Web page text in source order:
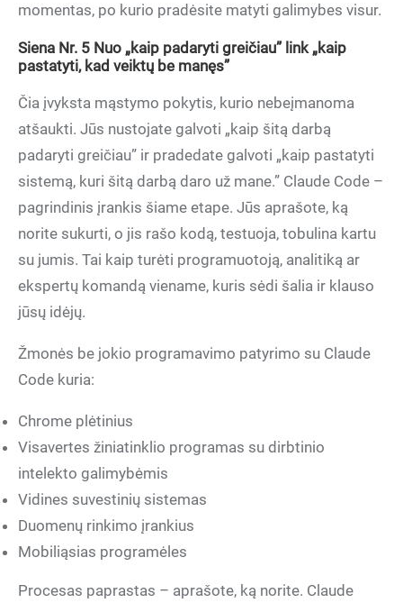
momentas, po kurio pradėsite matyti galimybes visur.
Siena Nr. 5 Nuo „kaip padaryti greičiau” link „kaip
pastatyti, kad veiktų be manęs”
Čia įvyksta mąstymo pokytis, kurio nebeįmanoma
atšaukti. Jūs nustojate galvoti „kaip šitą darbą
padaryti greičiau” ir pradedate galvoti „kaip pastatyti
sistemą, kuri šitą darbą daro už mane.” Claude Code –
pagrindinis įrankis šiame etape. Jūs aprašote, ką
norite sukurti, o jis rašo kodą, testuoja, tobulina kartu
su jumis. Tai kaip turėti programuotoją, analitiką ar
ekspertų komandą viename, kuris sėdi šalia ir klauso
jūsų idėjų.
Žmonės be jokio programavimo patyrimo su Claude
Code kuria:
Chrome plėtinius
Visavertes žiniatinklio programas su dirbtinio
intelekto galimybėmis
Vidines suvestinių sistemas
Duomenų rinkimo įrankius
Mobiliąsias programėles
Procesas paprastas – aprašote, ką norite. Claude